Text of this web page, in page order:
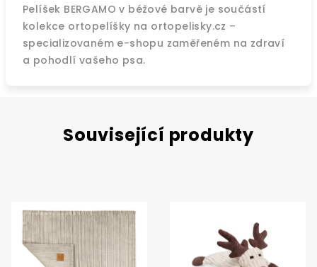
Pelíšek BERGAMO v béžové barvě je součástí
kolekce ortopelíšky na ortopelisky.cz –
specializovaném e-shopu zaměřeném na zdraví
a pohodlí vašeho psa.
Související produkty